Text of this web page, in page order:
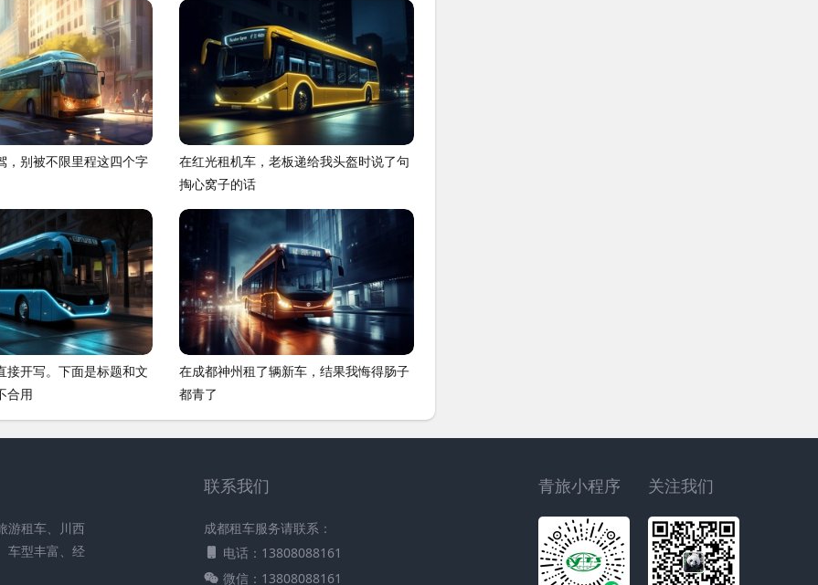
，别被不限里程这四个字
在红光租机车，老板递给我头盔时说了句
掏心窝子的话
接开写。下面是标题和文
合用
在成都神州租了辆新车，结果我悔得肠子
都青了
游租车、川西
车型丰富、经
联系我们
成都租车服务请联系：
电话：13808088161
微信：13808088161
关注我们
青旅小程序